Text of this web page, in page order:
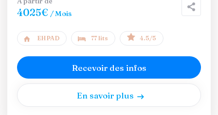
4025€ / Mois
EHPAD 77 lits 4.5/5
Recevoir des infos
En savoir plus